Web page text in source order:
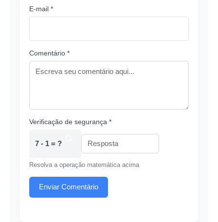
E-mail *
Comentário *
Verificação de segurança *
7 - 1 = ?
Resolva a operação matemática acima
Enviar Comentário